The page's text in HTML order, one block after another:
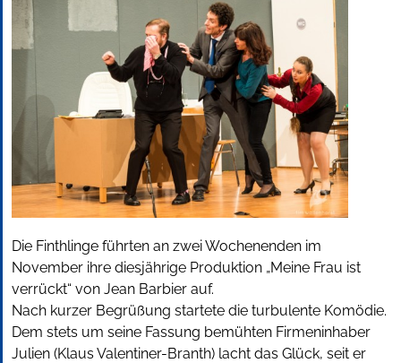
Die Finthlinge führten an zwei Wochenenden im
November ihre diesjährige Produktion „Meine Frau ist
verrückt“ von Jean Barbier auf.
Nach kurzer Begrüßung startete die turbulente Komödie.
Dem stets um seine Fassung bemühten Firmeninhaber
Julien (Klaus Valentiner-Branth) lacht das Glück, seit er